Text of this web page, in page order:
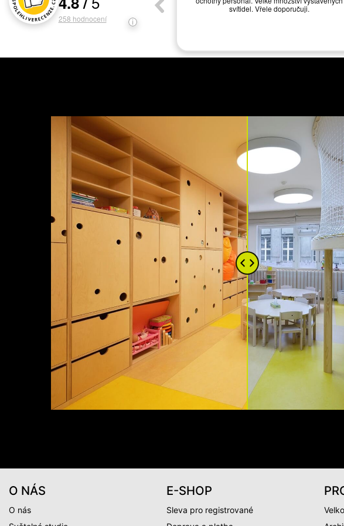
Hodnocení a recenze zákazníků
258 hodnocení
svítidel. Vřele doporučuji.
O NÁS
O nás
E-SHOP
Sleva pro registrované